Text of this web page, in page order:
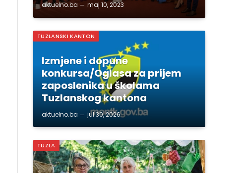
aktuelno.ba maj 10, 2023
TUZLANSKI KANTON
Izmjene i dopune
konkursa/Oglasa za prijem
zaposlenika u školama
Tuzlanskog kantona
aktuelno.ba jul 30, 2026
TUZLA